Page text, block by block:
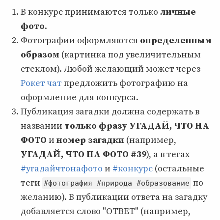
В конкурс принимаются только личные
фото.
Фотографии оформляются определенным
образом (картинка под увеличительным
стеклом). Любой желающий может через
Рокет чат предложить фотографию на
оформление для конкурса.
Публикация загадки должна содержать в
названии только фразу УГАДАЙ, ЧТО НА
ФОТО и номер загадки (например,
УГАДАЙ, ЧТО НА ФОТО #39), а в тегах
#угадайчтонафото и #конкурс (остальные
теги #фотография #природа #образование по
желанию). В публикации ответа на загадку
добавляется слово "ОТВЕТ" (например,